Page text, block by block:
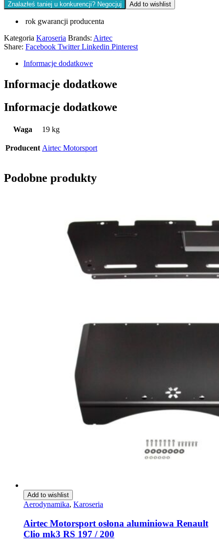
Znalazłeś taniej u konkurencji? Negocjuj
Add to wishlist
rok gwarancji producenta
Kategoria Karoseria Brands: Airtec
Share: Facebook Twitter Linkedin Pinterest
Informacje dodatkowe
Informacje dodatkowe
Informacje dodatkowe
Waga 19 kg
Producent Airtec Motorsport
Podobne produkty
Add to wishlist
Aerodynamika, Karoseria
Airtec Motorsport osłona aluminiowa Renault
Clio mk3 RS 197 / 200